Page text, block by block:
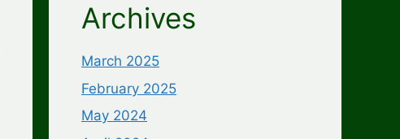
Archives
March 2025
February 2025
May 2024